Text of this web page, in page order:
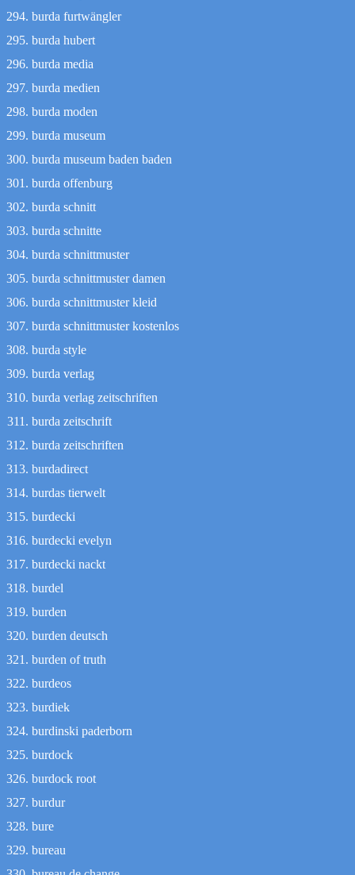
burda furtwängler
burda hubert
burda media
burda medien
burda moden
burda museum
burda museum baden baden
burda offenburg
burda schnitt
burda schnitte
burda schnittmuster
burda schnittmuster damen
burda schnittmuster kleid
burda schnittmuster kostenlos
burda style
burda verlag
burda verlag zeitschriften
burda zeitschrift
burda zeitschriften
burdadirect
burdas tierwelt
burdecki
burdecki evelyn
burdecki nackt
burdel
burden
burden deutsch
burden of truth
burdeos
burdiek
burdinski paderborn
burdock
burdock root
burdur
bure
bureau